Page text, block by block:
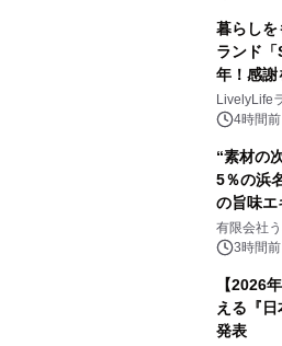
アーティ
メーショ
暮らしを
ランド「
年！感謝
8月10日
LivelyLife
4時間前
“素材の
5％の浜
の旨味エ
「井口の
有限会社
3時間前
【2026
える『
発表